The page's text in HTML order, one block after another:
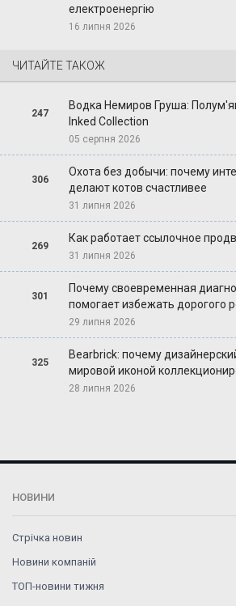
електроенергію
16 липня 2026
ЧИТАЙТЕ ТАКОЖ
247
Водка Немиров Груша:
Inked Collection
05 серпня 2026
306
Охота без добычи: почему
делают котов счастливее
31 липня 2026
269
Как работает ссылочное
31 липня 2026
301
Почему своевременная
помогает избежать дорогого
29 липня 2026
325
Bearbrick: почему
мировой иконой
28 липня 2026
НОВИНИ
Стрічка новин
Новини компаній
ТОП-новини тижня